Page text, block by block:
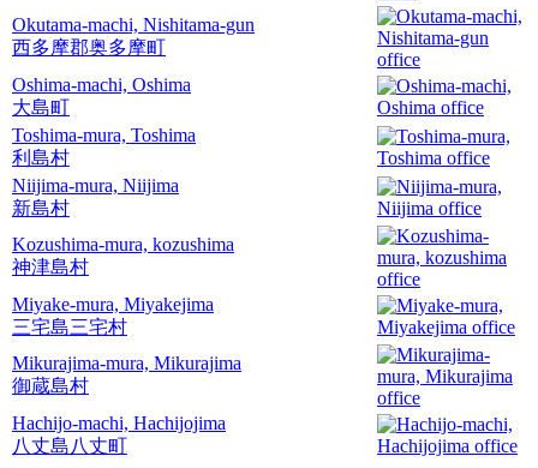
Okutama-machi, Nishitama-gun
西多摩郡奥多摩町
Oshima-machi, Oshima
大島町
Toshima-mura, Toshima
利島村
Niijima-mura, Niijima
新島村
Kozushima-mura, kozushima
神津島村
Miyake-mura, Miyakejima
三宅島三宅村
Mikurajima-mura, Mikurajima
御蔵島村
Hachijo-machi, Hachijojima
八丈島八丈町